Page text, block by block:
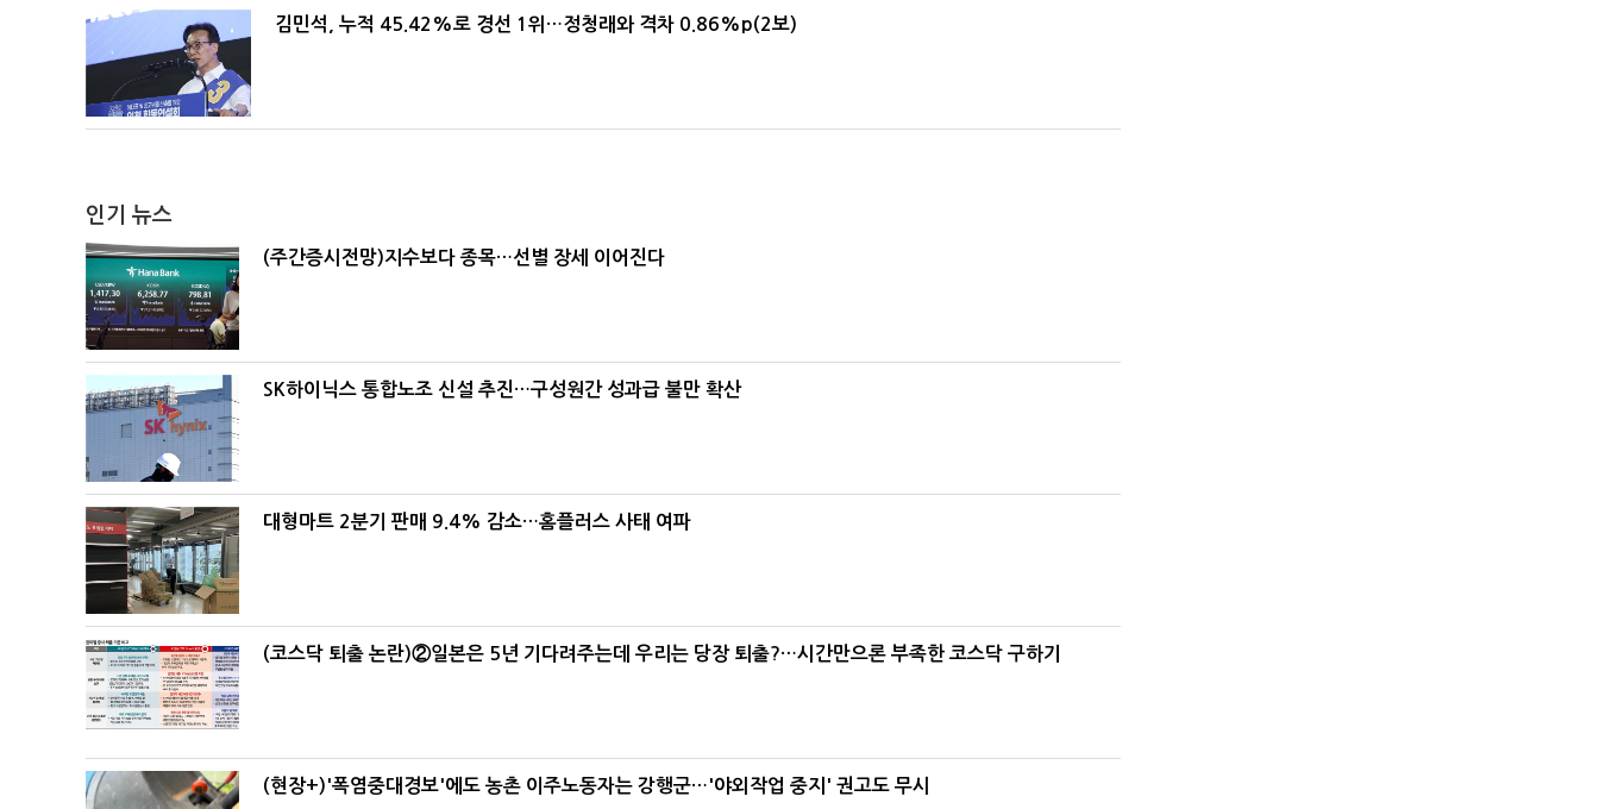
김민석, 누적 45.42%로 경선 1위…정청래와 격차 0.86%p(2보)
인기 뉴스
(주간증시전망)지수보다 종목…선별 장세 이어진다
SK하이닉스 통합노조 신설 추진…구성원간 성과급 불만 확산
대형마트 2분기 판매 9.4% 감소…홈플러스 사태 여파
(코스닥 퇴출 논란)②일본은 5년 기다려주는데 우리는 당장 퇴출?…시간만으론 부족한 코스닥 구하기
(현장+)'폭염중대경보'에도 농촌 이주노동자는 강행군…'야외작업 중지' 권고도 무시